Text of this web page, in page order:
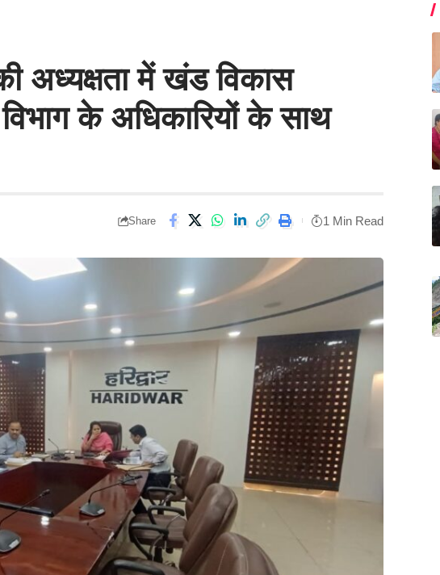
अध्यक्षता में खंड विकास
के अधिकारियों के साथ
Share 1 Min Read